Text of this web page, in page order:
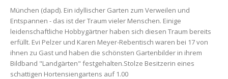
München (dapd). Ein idyllischer Garten zum Verweilen und
Entspannen - das ist der Traum vieler Menschen. Einige
leidenschaftliche Hobbygärtner haben sich diesen Traum bereits
erfüllt. Evi Pelzer und Karen Meyer-Rebentisch waren bei 17 von
ihnen zu Gast und haben die schönsten Gartenbilder in ihrem
Bildband "Landgärten" festgehalten.Stolze Besitzerin eines
schattigen Hortensiengartens auf 1.00